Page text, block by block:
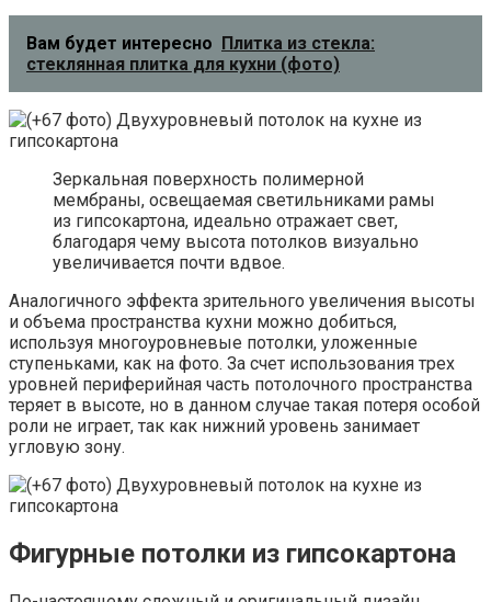
Вам будет интересно
Плитка из стекла:
стеклянная плитка для кухни (фото)
Зеркальная поверхность полимерной
мембраны, освещаемая светильниками рамы
из гипсокартона, идеально отражает свет,
благодаря чему высота потолков визуально
увеличивается почти вдвое.
Аналогичного эффекта зрительного увеличения высоты
и объема пространства кухни можно добиться,
используя многоуровневые потолки, уложенные
ступеньками, как на фото. За счет использования трех
уровней периферийная часть потолочного пространства
теряет в высоте, но в данном случае такая потеря особой
роли не играет, так как нижний уровень занимает
угловую зону.
Фигурные потолки из гипсокартона